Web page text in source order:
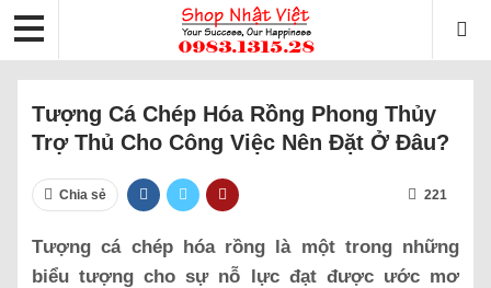
Tượng Cá Chép Hóa Rồng Phong Thủy
Trợ Thủ Cho Công Việc Nên Đặt Ở Đâu?
Chia sẻ 221
Tượng cá chép hóa rồng là một trong những
biểu tượng cho sự nỗ lực đạt được ước mơ